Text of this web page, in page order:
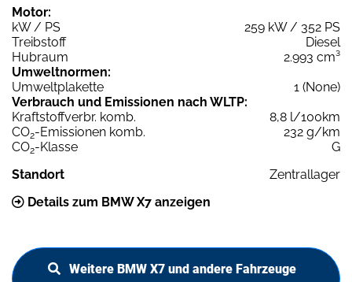
Motor:
kW / PS
259 kW / 352 PS
Treibstoff
Diesel
Hubraum
2.993 cm³
Umweltnormen:
Umweltplakette
1 (None)
Verbrauch und Emissionen nach WLTP:
Kraftstoffverbr. komb.
8,8 l/100km
CO2-Emissionen komb.
232 g/km
CO2-Klasse
G
Standort
Zentrallager
Details zum BMW X7 anzeigen
Weitere BMW X7 und andere Fahrzeuge